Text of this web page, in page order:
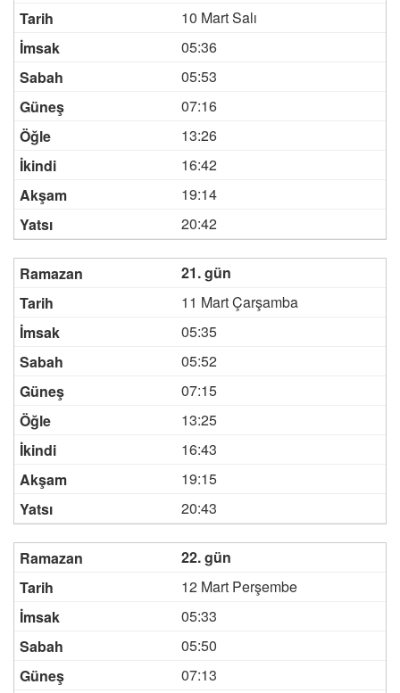
10 Mart Salı
05:36
05:53
07:16
13:26
16:42
19:14
20:42
21. gün
11 Mart Çarşamba
05:35
05:52
07:15
13:25
16:43
19:15
20:43
22. gün
12 Mart Perşembe
05:33
05:50
07:13